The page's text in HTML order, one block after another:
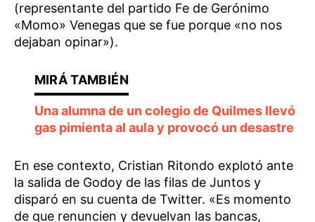
(representante del partido Fe de Gerónimo
«Momo» Venegas que se fue porque «no nos
dejaban opinar»).
Una alumna de un colegio de Quilmes llevó
gas pimienta al aula y provocó un desastre
En ese contexto, Cristian Ritondo explotó ante
la salida de Godoy de las filas de Juntos y
disparó en su cuenta de Twitter. «Es momento
de que renuncien y devuelvan las bancas,